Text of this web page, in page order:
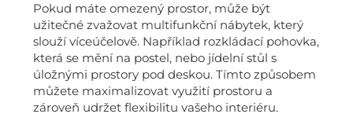
Pokud máte omezený prostor, může být
užitečné zvažovat multifunkční nábytek, který
slouží víceúčelově. Například rozkládací pohovka,
která se mění na postel, nebo jídelní stůl s
úložnými prostory pod deskou. Tímto způsobem
můžete maximalizovat využití prostoru a
zároveň udržet flexibilitu vašeho interiéru.